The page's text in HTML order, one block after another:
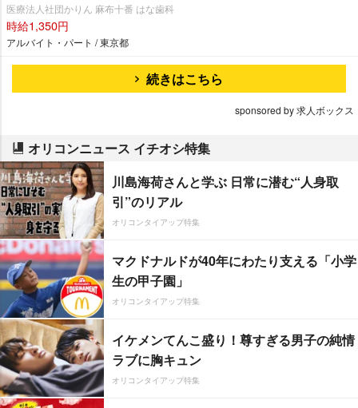
医療法人社団かりん 麻布十番 はな歯科
時給1,350円
アルバイト・パート / 東京都
続きはこちら
sponsored by 求人ボックス
オリコンニュース イチオシ特集
川島海荷さんと学ぶ 日常に潜む“人身取
引”のリアル
オリコンタイアップ特集
マクドナルドが40年にわたり支える「小学
生の甲子園」
オリコンタイアップ特集
イケメンてんこ盛り！尊すぎる男子の純情
ラブに胸キュン
オリコンタイアップ特集